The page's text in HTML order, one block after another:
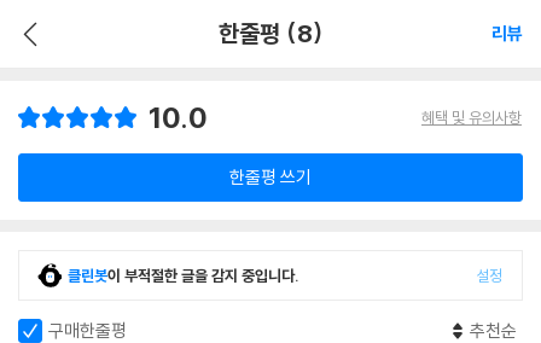
한줄평 (8) 리뷰
10.0 혜택 및 유의사항
한줄평 쓰기
클린봇이 부적절한 글을 감지 중입니다. 설정
구매한줄평 추천순